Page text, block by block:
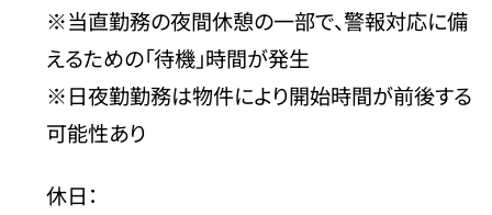
※当直勤務の夜間休憩の一部で、警報対応に備
えるための「待機」時間が発生
※日夜勤勤務は物件により開始時間が前後する
可能性あり
休日：